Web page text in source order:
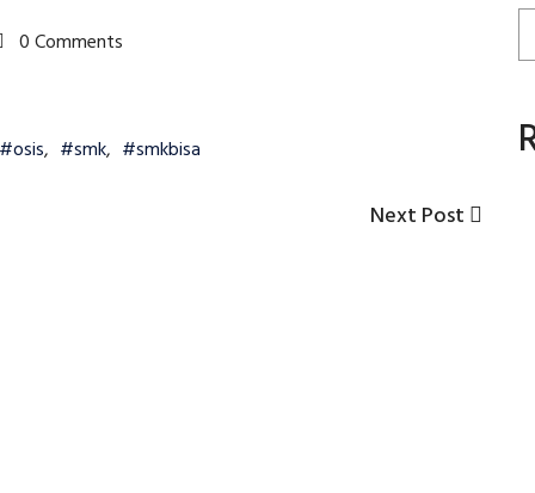
0 Comments
#osis, #smk, #smkbisa
Next
Next Post